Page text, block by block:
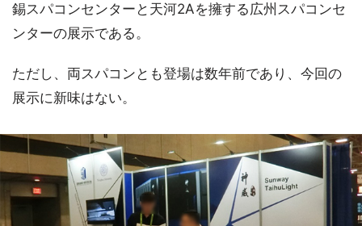
錫スパコンセンターと天河2Aを擁する広州スパコンセ
ンターの展示である。
ただし、両スパコンとも登場は数年前であり、今回の
展示に新味はない。